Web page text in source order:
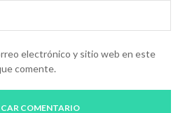
electrónico y sitio web en este
comente.